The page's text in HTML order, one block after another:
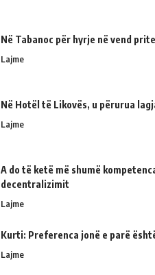
Në Tabanoc për hyrje në vend
Lajme
Në Hotël të Likovës, u përurua
Lajme
A do të ketë më shumë
decentralizimit
Lajme
Kurti: Preferenca jonë e parë
Lajme